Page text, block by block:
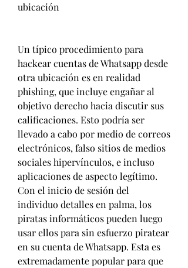
ubicación
Un típico procedimiento para
hackear cuentas de Whatsapp desde
otra ubicación es en realidad
phishing, que incluye engañar al
objetivo derecho hacia discutir sus
calificaciones. Esto podría ser
llevado a cabo por medio de correos
electrónicos, falso sitios de medios
sociales hipervínculos, e incluso
aplicaciones de aspecto legítimo.
Con el inicio de sesión del
individuo detalles en palma, los
piratas informáticos pueden luego
usar ellos para sin esfuerzo piratear
en su cuenta de Whatsapp. Esta es
extremadamente popular para que